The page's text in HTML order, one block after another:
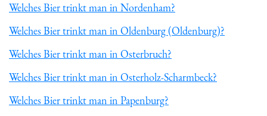
Welches Bier trinkt man in Nordenham?
Welches Bier trinkt man in Oldenburg (Oldenburg)?
Welches Bier trinkt man in Osterbruch?
Welches Bier trinkt man in Osterholz-Scharmbeck?
Welches Bier trinkt man in Papenburg?